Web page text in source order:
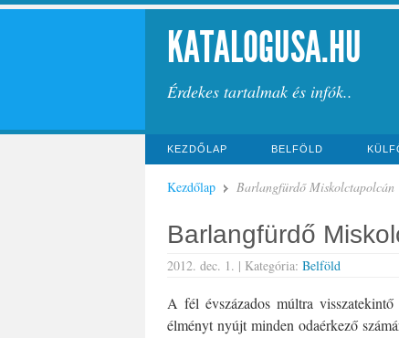
KATALOGUSA.HU
Érdekes tartalmak és infók..
KEZDŐLAP BELFÖLD
Kezdőlap Barlangfürdő Miskolctapolcán
Barlangfürdő
2012. dec. 1. | Kategória: Belföld
A fél évszázados múltra
élményt nyújt minden odaérkező